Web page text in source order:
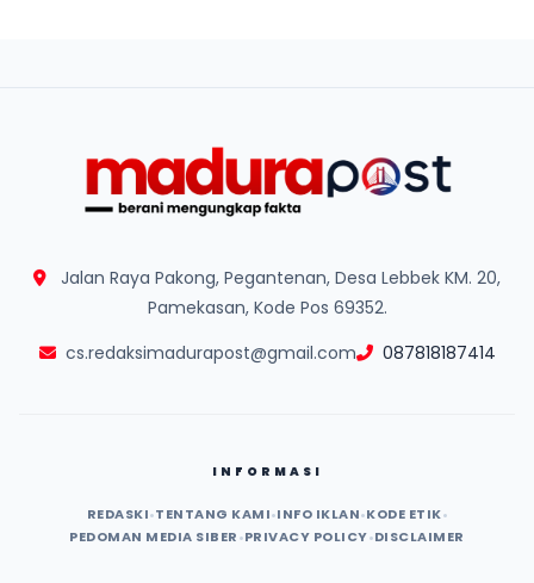
Jalan Raya Pakong, Pegantenan, Desa Lebbek KM. 20,
Pamekasan, Kode Pos 69352.
cs.redaksimadurapost@gmail.com
087818187414
INFORMASI
REDASKI•TENTANG KAMI•INFO IKLAN•KODE ETIK•
PEDOMAN MEDIA SIBER•PRIVACY POLICY•DISCLAIMER